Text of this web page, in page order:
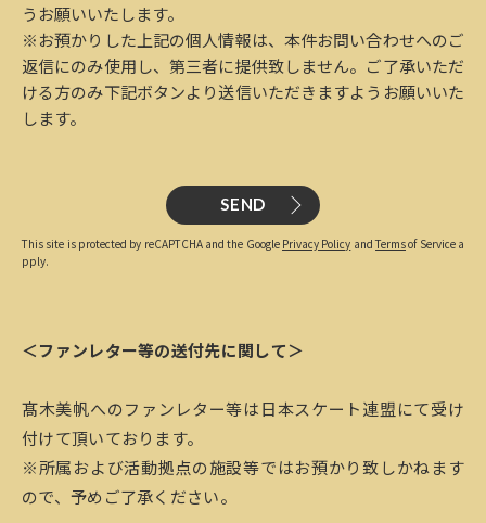
うお願いいたします。
※お預かりした上記の個人情報は、本件お問い合わせへのご
返信にのみ使用し、第三者に提供致しません。ご了承いただ
ける方のみ下記ボタンより送信いただきますようお願いいた
します。
SEND
This site is protected by reCAPTCHA and the Google Privacy Policy andTermsof Service a
pply.
＜ファンレター等の送付先に関して＞
髙木美帆へのファンレター等は日本スケート連盟にて受け
付けて頂いております。
※所属および活動拠点の施設等ではお預かり致しかねます
ので、予めご了承ください。